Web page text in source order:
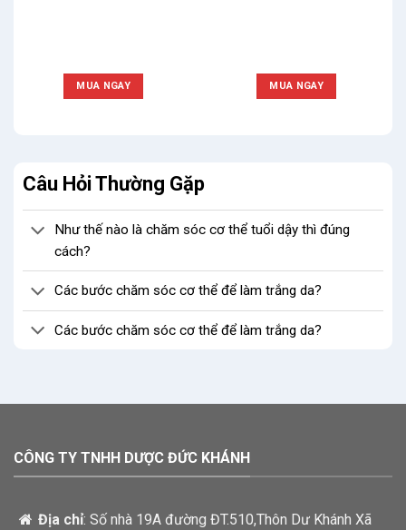
MUA NGAY MUA NGAY
Câu Hỏi Thường Gặp
Như thế nào là chăm sóc cơ thể tuổi dậy thì đúng
cách?
Các bước chăm sóc cơ thể để làm trắng da?
Các bước chăm sóc cơ thể để làm trắng da?
CÔNG TY TNHH DƯỢC ĐỨC KHÁNH
Địa chỉ: Số nhà 19A đường ĐT.510,Thôn Dư Khánh Xã